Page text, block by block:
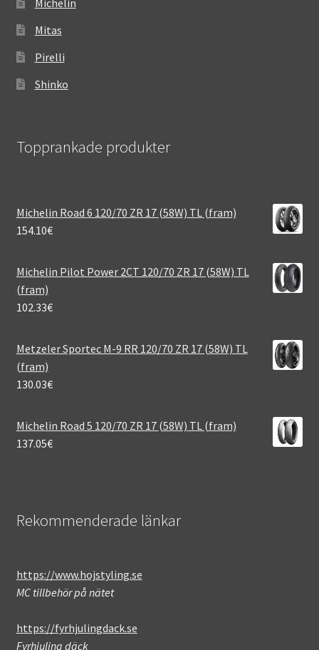
Mitas
Pirelli
Shinko
Topprankade produkter
Michelin Road 6 120/70 ZR 17 (58W) TL (fram)
154.10€
Michelin Pilot Power 2CT 120/70 ZR 17 (58W) TL
(fram)
102.33€
Metzeler Sportec M-9 RR 120/70 ZR 17 (58W) TL
(fram)
130.03€
Michelin Road 5 120/70 ZR 17 (58W) TL (fram)
137.05€
Rekommenderade länkar
https://www.hojstyling.se
MC tillbehör på nätet
https://fyrhjulingdack.se
Fyrhjuling däck